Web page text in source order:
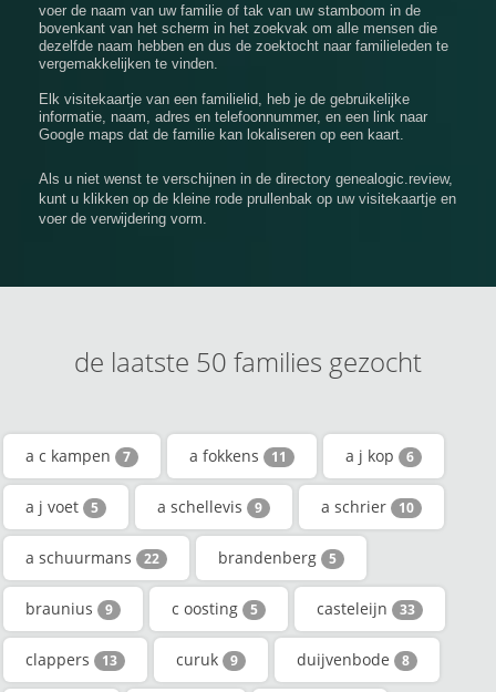
voer de naam van uw familie of tak van uw stamboom in de
bovenkant van het scherm in het zoekvak om alle mensen die
dezelfde naam hebben en dus de zoektocht naar familieleden te
vergemakkelijken te vinden.
Elk visitekaartje van een familielid, heb je de gebruikelijke
informatie, naam, adres en telefoonnummer, en een link naar
Google maps dat de familie kan lokaliseren op een kaart.
Als u niet wenst te verschijnen in de directory genealogic.review,
kunt u klikken op de kleine rode prullenbak op uw visitekaartje en
voer de verwijdering vorm.
de laatste 50 families gezocht
a c kampen 7 a fokkens 11 a j kop 6
a j voet 5 a schellevis 9 a schrier 10
a schuurmans 22 brandenberg 5
braunius 9 c oosting 5 casteleijn 33
clappers 13 curuk 9 duijvenbode 8